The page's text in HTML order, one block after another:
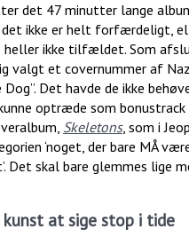
det 47 minutter lange
det ikke er helt forfærdeligt,
heller ikke tilfældet. Som
valgt et covernummer af
Det havde de ikke
optræde som bonustrack
Skeletons, som i
‘noget, der bare MÅ
Det skal bare glemmes lige
kunst at sige stop i tide